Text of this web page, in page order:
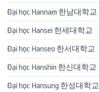
Đại học Hannam 한남대학교
Đại học Hansei 한세대학교
Đại học Hanseo 한서대학교
Đại học Hanshin 한신대학교
Đại học Hansung 한성대학교